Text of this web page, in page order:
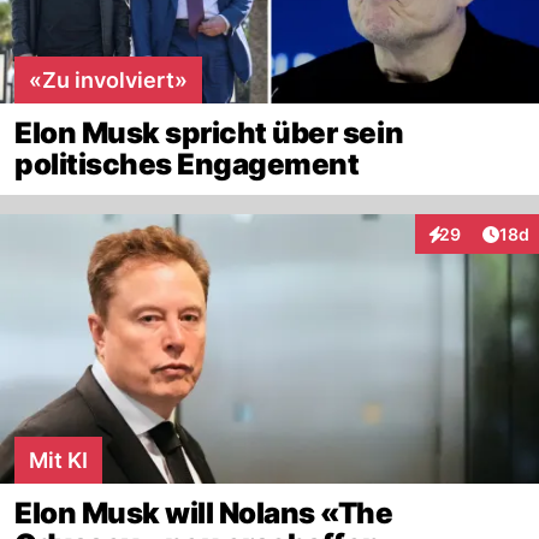
«Zu involviert»
Elon Musk spricht über sein
politisches Engagement
29
Interaktionen
18d
Mit KI
Elon Musk will Nolans «The